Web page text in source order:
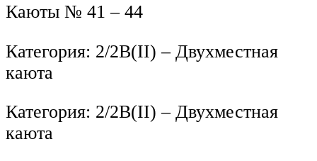
Каюты № 41 – 44
Категория: 2/2В(II) – Двухместная
каюта
Категория: 2/2В(II) – Двухместная
каюта